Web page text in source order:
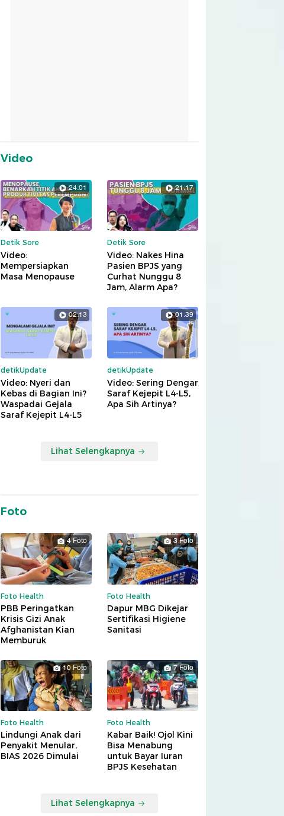
Video
24:01
Detik Sore
Video:
Mempersiapkan
Masa Menopause
21:17
Detik Sore
Video: Nakes Hina
Pasien BPJS yang
Curhat Nunggu 8
Jam, Alarm Apa?
02:13
detikUpdate
Video: Nyeri dan
Kebas di Bagian Ini?
Waspadai Gejala
Saraf Kejepit L4-L5
01:39
detikUpdate
Video: Sering Dengar
Saraf Kejepit L4-L5,
Apa Sih Artinya?
Lihat Selengkapnya
Foto
4 Foto
Foto Health
PBB Peringatkan
Krisis Gizi Anak
Afghanistan Kian
Memburuk
3 Foto
Foto Health
Dapur MBG Dikejar
Sertifikasi Higiene
Sanitasi
10 Foto
Foto Health
Lindungi Anak dari
Penyakit Menular,
BIAS 2026 Dimulai
7 Foto
Foto Health
Kabar Baik! Ojol Kini
Bisa Menabung
untuk Bayar Iuran
BPJS Kesehatan
Lihat Selengkapnya